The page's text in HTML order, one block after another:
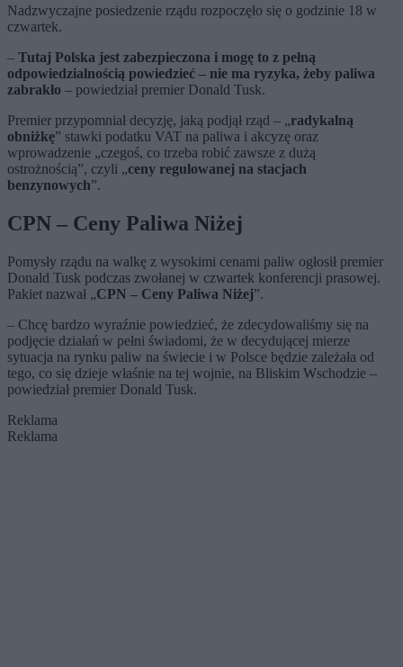
Nadzwyczajne posiedzenie rządu rozpoczęło się o godzinie 18 w
czwartek.
– Tutaj Polska jest zabezpieczona i mogę to z pełną
odpowiedzialnością powiedzieć – nie ma ryzyka, żeby paliwa
zabrakło – powiedział premier Donald Tusk.
Premier przypomniał decyzję, jaką podjął rząd – „radykalną
obniżkę” stawki podatku VAT na paliwa i akcyzę oraz
wprowadzenie „czegoś, co trzeba robić zawsze z dużą
ostrożnością”, czyli „ceny regulowanej na stacjach
benzynowych”.
CPN – Ceny Paliwa Niżej
Pomysły rządu na walkę z wysokimi cenami paliw ogłosił premier
Donald Tusk podczas zwołanej w czwartek konferencji prasowej.
Pakiet nazwał „CPN – Ceny Paliwa Niżej”.
– Chcę bardzo wyraźnie powiedzieć, że zdecydowaliśmy się na
podjęcie działań w pełni świadomi, że w decydującej mierze
sytuacja na rynku paliw na świecie i w Polsce będzie zależała od
tego, co się dzieje właśnie na tej wojnie, na Bliskim Wschodzie –
powiedział premier Donald Tusk.
Reklama
Reklama